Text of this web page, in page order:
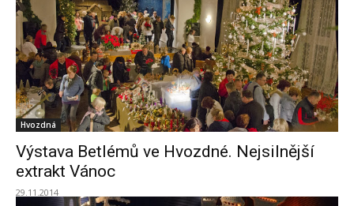
Hvozdná
Výstava Betlémů ve Hvozdné. Nejsilnější
extrakt Vánoc
29.11.2014